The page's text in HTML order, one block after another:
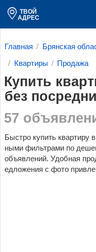
ТВОЙ
АДРЕС
Главная Брянская
Квартиры Продажа
Купить
без
57
Быстро купить квартиру
ными фильтрами по
объявлений. Удобная
едложения с фото